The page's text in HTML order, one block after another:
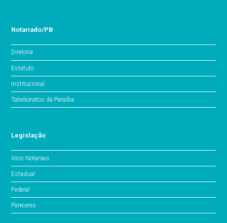
Notariado/PB
Diretoria
Estatuto
Institucional
Tabelionatos da Paraíba
Legislação
Atos Notariais
Estadual
Federal
Pareceres